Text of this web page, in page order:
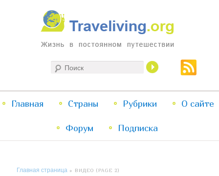
Traveliving
Жизнь в постоянном путешествии
меню
Перейти
к
Перейти
к
Главная Страны Рубрики О сайте
Форум Подписка
Главная страница » ВИДЕО (PAGE 2)